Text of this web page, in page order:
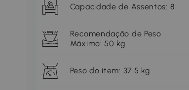
Capacidade de Assentos: 8
Recomendação de Peso
Máximo: 50 kg
Peso do item: 37.5 kg